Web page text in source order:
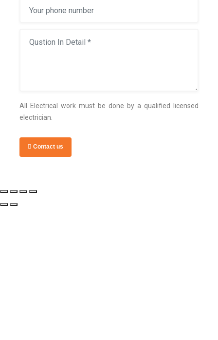
All Electrical work must be done by a qualified licensed
electrician.
Contact us